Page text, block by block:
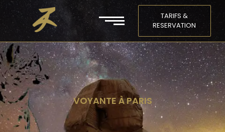
TARIFS &
RESERVATION
VOYANTE À PARIS